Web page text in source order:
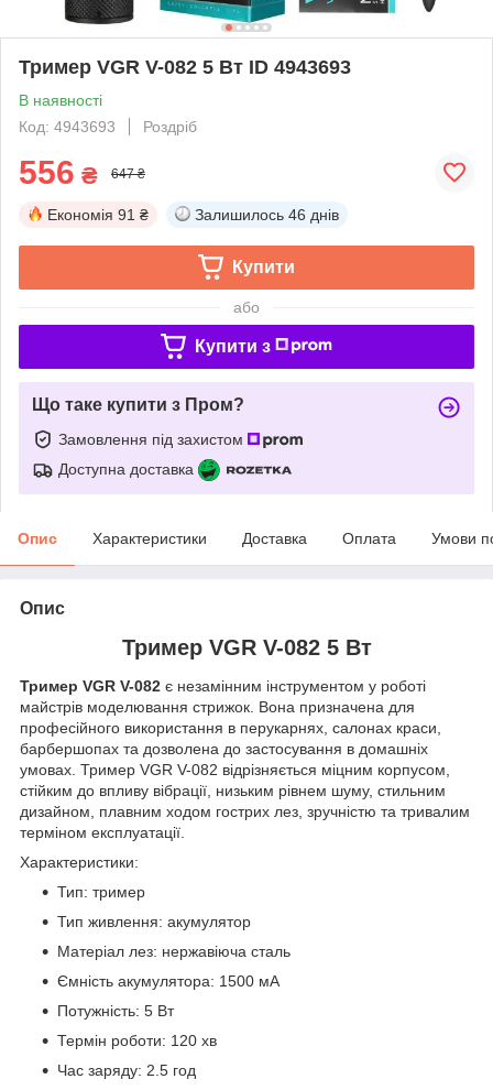
Тример VGR V-082 5 Вт ID 4943693
В наявності
Код: 4943693
Роздріб
556 ₴ 647 ₴
Економія 91 ₴ Залишилось 46 днів
Купити
або
Купити з
Що таке купити з Пром?
Замовлення під захистом
Доступна доставка
Опис Характеристики Доставка Оплата Умови
Опис
Тример VGR V-082 5 Вт
Тример VGR V-082 є незамінним інструментом у роботі
майстрів моделювання стрижок. Вона призначена для
професійного використання в перукарнях, салонах краси,
барбершопах та дозволена до застосування в домашніх
умовах. Тример VGR V-082 відрізняється міцним корпусом,
стійким до впливу вібрації, низьким рівнем шуму, стильним
дизайном, плавним ходом гострих лез, зручністю та тривалим
терміном експлуатації.
Характеристики:
Тип: тример
Тип живлення: акумулятор
Матеріал лез: нержавіюча сталь
Ємність акумулятора: 1500 мА
Потужність: 5 Вт
Термін роботи: 120 хв
Час заряду: 2.5 год